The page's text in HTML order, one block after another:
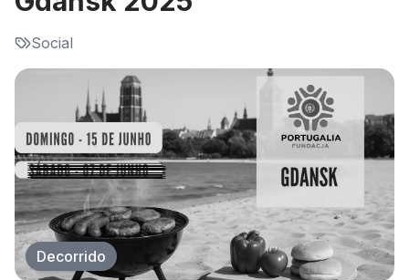
Social
Decorrido